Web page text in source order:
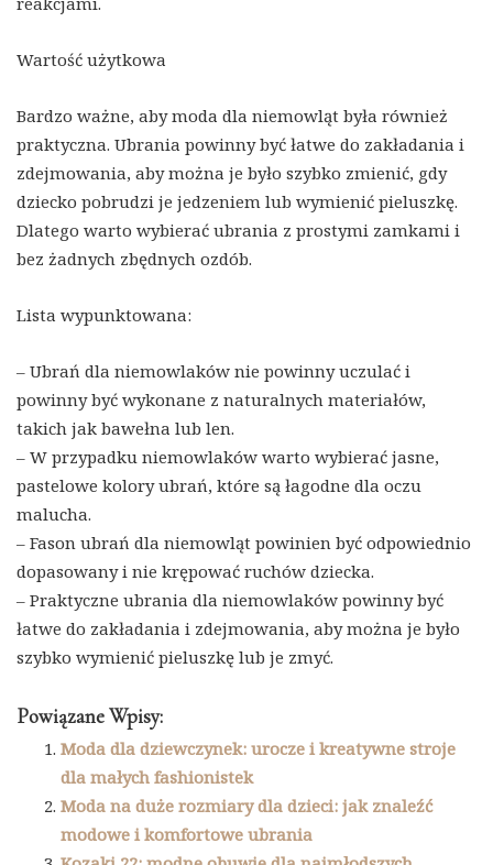
Wartość użytkowa
Bardzo ważne, aby moda dla niemowląt była również
praktyczna. Ubrania powinny być łatwe do zakładania i
zdejmowania, aby można je było szybko zmienić, gdy
dziecko pobrudzi je jedzeniem lub wymienić pieluszkę.
Dlatego warto wybierać ubrania z prostymi zamkami i
bez żadnych zbędnych ozdób.
Lista wypunktowana:
– Ubrań dla niemowlaków nie powinny uczulać i
powinny być wykonane z naturalnych materiałów,
takich jak bawełna lub len.
– W przypadku niemowlaków warto wybierać jasne,
pastelowe kolory ubrań, które są łagodne dla oczu
malucha.
– Fason ubrań dla niemowląt powinien być odpowiednio
dopasowany i nie krępować ruchów dziecka.
– Praktyczne ubrania dla niemowlaków powinny być
łatwe do zakładania i zdejmowania, aby można je było
szybko wymienić pieluszkę lub je zmyć.
Powiązane Wpisy:
Moda dla dziewczynek: urocze i kreatywne stroje
dla małych fashionistek
Moda na duże rozmiary dla dzieci: jak znaleźć
modowe i komfortowe ubrania